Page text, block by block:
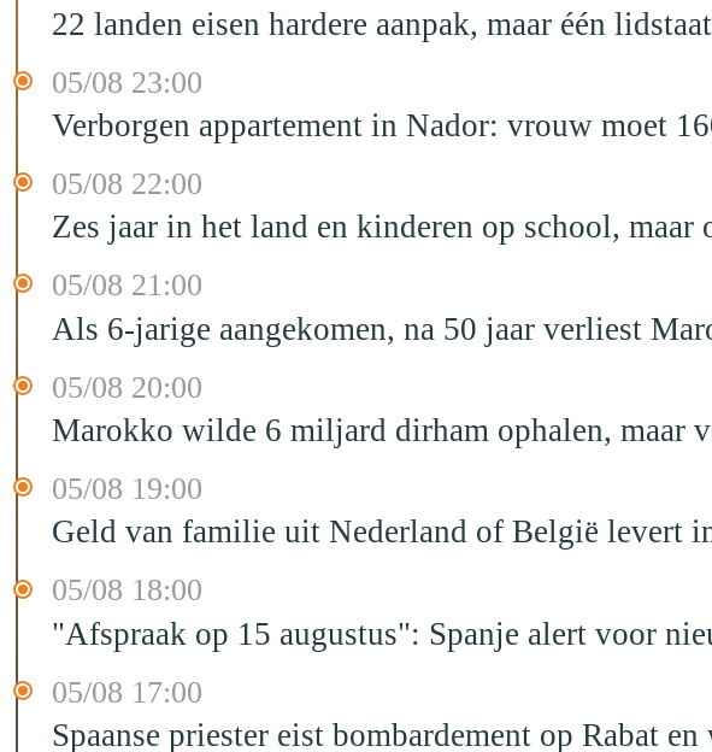
22 landen eisen hardere aanpak, maar één
05/08 23:00
Verborgen appartement in Nador: vrouw moet
05/08 22:00
Zes jaar in het land en kinderen op school,
05/08 21:00
Als 6-jarige aangekomen, na 50 jaar verliest
05/08 20:00
Marokko wilde 6 miljard dirham ophalen, maar
05/08 19:00
Geld van familie uit Nederland of België levert
05/08 18:00
"Afspraak op 15 augustus": Spanje alert voor
05/08 17:00
Spaanse priester eist bombardement op Rabat